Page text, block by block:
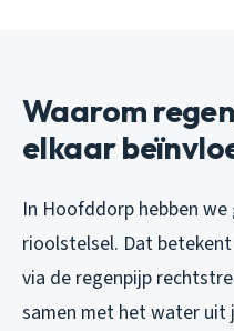
Waarom
elkaar
In Hoofddorp hebben
rioolstelsel. Dat
via de regenpijp
samen met het water uit